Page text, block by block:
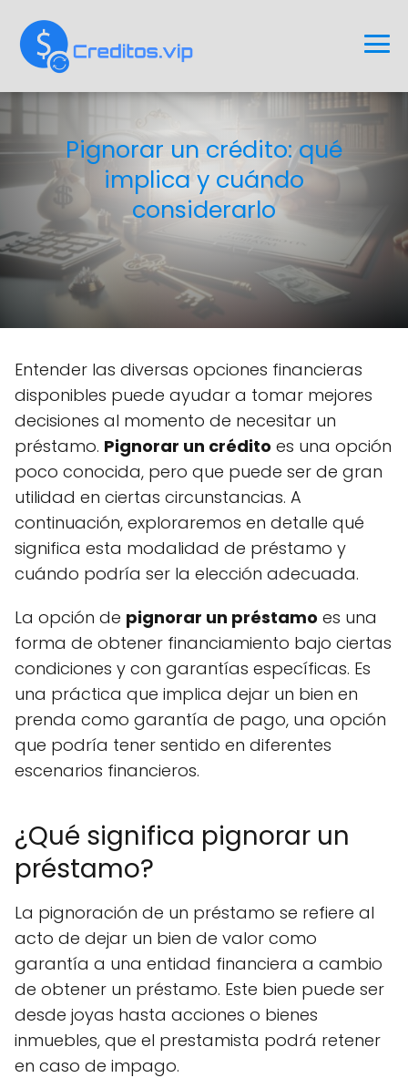
Pignorar un crédito: qué
implica y cuándo
considerarlo
Entender las diversas opciones financieras
disponibles puede ayudar a tomar mejores
decisiones al momento de necesitar un
préstamo. Pignorar un crédito es una opción
poco conocida, pero que puede ser de gran
utilidad en ciertas circunstancias. A
continuación, exploraremos en detalle qué
significa esta modalidad de préstamo y
cuándo podría ser la elección adecuada.
La opción de pignorar un préstamo es una
forma de obtener financiamiento bajo ciertas
condiciones y con garantías específicas. Es
una práctica que implica dejar un bien en
prenda como garantía de pago, una opción
que podría tener sentido en diferentes
escenarios financieros.
¿Qué significa pignorar un
préstamo?
La pignoración de un préstamo se refiere al
acto de dejar un bien de valor como
garantía a una entidad financiera a cambio
de obtener un préstamo. Este bien puede ser
desde joyas hasta acciones o bienes
inmuebles, que el prestamista podrá retener
en caso de impago.